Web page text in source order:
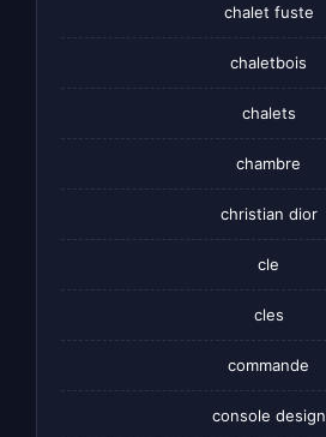
chalet fuste
chaletbois
chalets
chambre
christian dior
cle
cles
commande
console design